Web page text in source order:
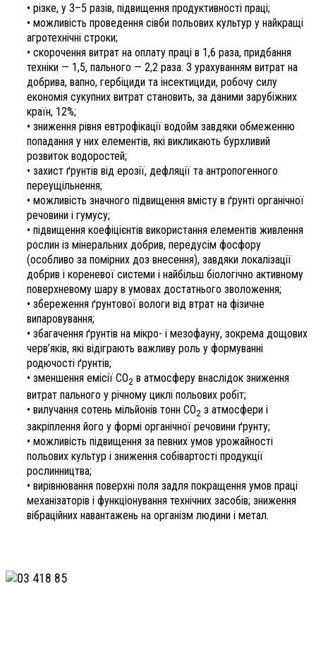
• різке, у 3–5 разів, підвищення продуктивності праці;
• можливість проведення сівби польових культур у найкращі
агротехнічні строки;
• скорочення витрат на оплату праці в 1,6 раза, придбання
техніки — 1,5, пального — 2,2 раза. З урахуванням витрат на
добрива, вапно, гербіциди та інсектициди, робочу силу
економія сукупних витрат становить, за даними зарубіжних
країн, 12%;
• зниження рівня евтрофікації водойм завдяки обмеженню
попадання у них елементів, які викликають бурхливий
розвиток водоростей;
• захист ґрунтів від ерозії, дефляції та антропогенного
переущільнення;
• можливість значного підвищення вмісту в ґрунті органічної
речовини і гумусу;
• підвищення коефіцієнтів використання елементів живлення
рослин із мінеральних добрив, передусім фосфору
(особливо за помірних доз внесення), завдяки локалізації
добрив і кореневої системи і найбільш біологічно активному
поверхневому шару в умовах достатнього зволоження;
• збереження ґрунтової вологи від втрат на фізичне
випаровування;
• збагачення ґрунтів на мікро- і мезофауну, зокрема дощових
черв’яків, які відіграють важливу роль у формуванні
родючості ґрунтів;
• зменшення емісії СО2 в атмосферу внаслідок зниження
витрат пального у річному циклі польових робіт;
• вилучання сотень мільйонів тонн СО2 з атмосфери і
закріплення його у формі органічної речовини ґрунту;
• можливість підвищення за певних умов урожайності
польових культур і зниження собівартості продукції
рослинництва;
• вирівнювання поверхні поля задля покращення умов праці
механізаторів і функціонування технічних засобів; зниження
вібраційних навантажень на організм людини і метал.